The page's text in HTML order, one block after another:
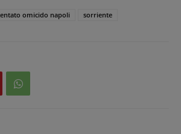
omicido napoli sorriente